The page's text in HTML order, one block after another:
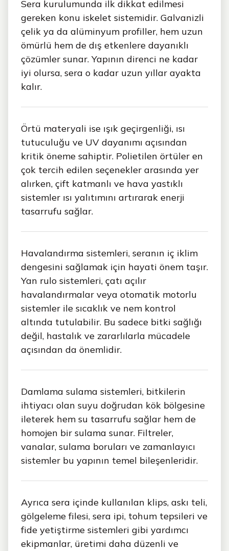
Sera kurulumunda ilk dikkat edilmesi
gereken konu iskelet sistemidir. Galvanizli
çelik ya da alüminyum profiller, hem uzun
ömürlü hem de dış etkenlere dayanıklı
çözümler sunar. Yapının direnci ne kadar
iyi olursa, sera o kadar uzun yıllar ayakta
kalır.
Örtü materyali ise ışık geçirgenliği, ısı
tutuculuğu ve UV dayanımı açısından
kritik öneme sahiptir. Polietilen örtüler en
çok tercih edilen seçenekler arasında yer
alırken, çift katmanlı ve hava yastıklı
sistemler ısı yalıtımını artırarak enerji
tasarrufu sağlar.
Havalandırma sistemleri, seranın iç iklim
dengesini sağlamak için hayati önem taşır.
Yan rulo sistemleri, çatı açılır
havalandırmalar veya otomatik motorlu
sistemler ile sıcaklık ve nem kontrol
altında tutulabilir. Bu sadece bitki sağlığı
değil, hastalık ve zararlılarla mücadele
açısından da önemlidir.
Damlama sulama sistemleri, bitkilerin
ihtiyacı olan suyu doğrudan kök bölgesine
ileterek hem su tasarrufu sağlar hem de
homojen bir sulama sunar. Filtreler,
vanalar, sulama boruları ve zamanlayıcı
sistemler bu yapının temel bileşenleridir.
Ayrıca sera içinde kullanılan klips, askı teli,
gölgeleme filesi, sera ipi, tohum tepsileri ve
fide yetiştirme sistemleri gibi yardımcı
ekipmanlar, üretimi daha düzenli ve